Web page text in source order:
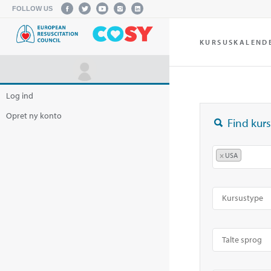
FOLLOW US
Log ind
Opret ny konto
Find
× USA